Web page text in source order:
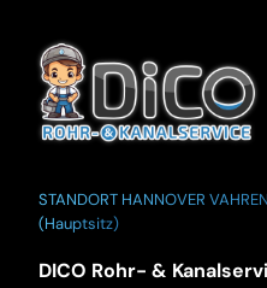
STANDORT HANNOVER
(Hauptsitz)
DICO Rohr- &